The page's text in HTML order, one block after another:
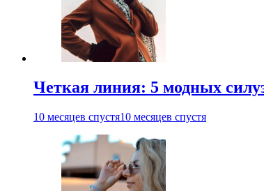
Четкая линия: 5 модных
10 месяцев спустя10 месяцев спустя